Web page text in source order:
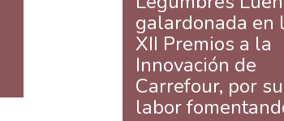
galardonada en
XII Premios a la
Innovación de
Carrefour, por su
labor